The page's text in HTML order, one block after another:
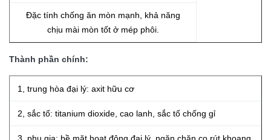
Đặc tính chống ăn mòn mạnh, khả năng
chịu mài mòn tốt ở mép phôi.
Thành phần chính:
1, trung hòa đại lý: axit hữu cơ
2, sắc tố: titanium dioxide, cao lanh, sắc tố chống gỉ